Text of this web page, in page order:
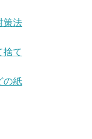
策法
捨て
の紙